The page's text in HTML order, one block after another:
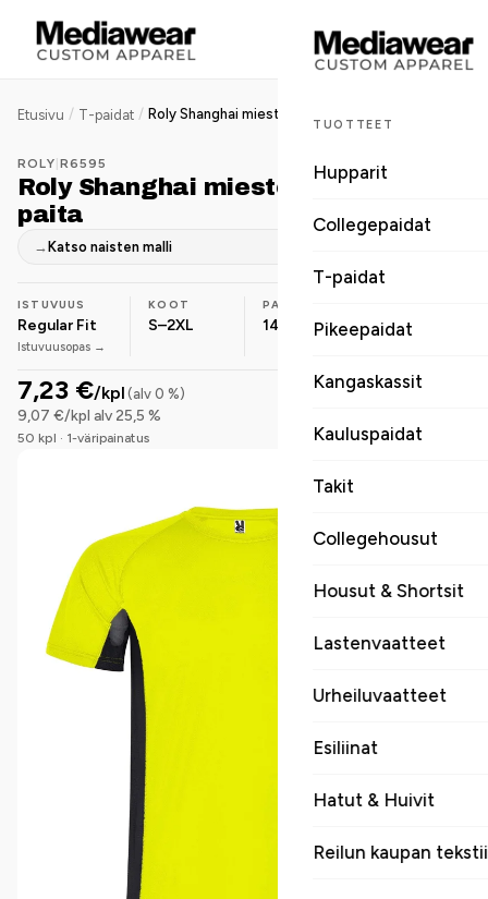
TUOTTEET
Hupparit
Collegepaidat
T-paidat
Pikeepaidat
Kangaskassit
Kauluspaidat
Takit
Collegehousut
Housut & Shortsit
Lastenvaatteet
Urheiluvaatteet
Esiliinat
Hatut & Huivit
Reilun kaupan
Etusivu / T-paidat / Roly Shanghai miesten urheilu-t-paita
ROLY R6595
Roly Shanghai miesten urheilu-t-
paita
→ Katso naisten malli
ISTUVUUS
Regular Fit
Istuvuusopas →
KOOT
S–2XL
PAINO
140 g/m² Polyesteri
7,23 €/kpl (alv 0 %)
9,07 €/kpl alv 25,5 %
50 kpl · 1-väripainatus